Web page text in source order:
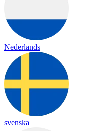
Nederlands
svenska